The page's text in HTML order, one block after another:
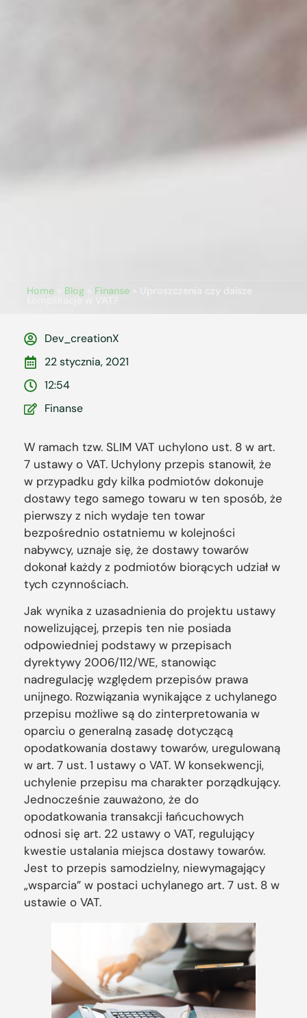
Home» Blog» Finanse» Uproszczenia czy dalsze
komplikacje w VAT?
Dev_creationX
22 stycznia, 2021
12:54
Finanse
W ramach tzw. SLIM VAT uchylono ust. 8 w art.
7 ustawy o VAT. Uchylony przepis stanowił, że
w przypadku gdy kilka podmiotów dokonuje
dostawy tego samego towaru w ten sposób, że
pierwszy z nich wydaje ten towar
bezpośrednio ostatniemu w kolejności
nabywcy, uznaje się, że dostawy towarów
dokonał każdy z podmiotów biorących udział w
tych czynnościach.
Jak wynika z uzasadnienia do projektu ustawy
nowelizującej, przepis ten nie posiada
odpowiedniej podstawy w przepisach
dyrektywy 2006/112/WE, stanowiąc
nadregulację względem przepisów prawa
unijnego. Rozwiązania wynikające z uchylanego
przepisu możliwe są do zinterpretowania w
oparciu o generalną zasadę dotyczącą
opodatkowania dostawy towarów, uregulowaną
w art. 7 ust. 1 ustawy o VAT. W konsekwencji,
uchylenie przepisu ma charakter porządkujący.
Jednocześnie zauważono, że do
opodatkowania transakcji łańcuchowych
odnosi się art. 22 ustawy o VAT, regulujący
kwestie ustalania miejsca dostawy towarów.
Jest to przepis samodzielny, niewymagający
„wsparcia” w postaci uchylanego art. 7 ust. 8 w
ustawie o VAT.